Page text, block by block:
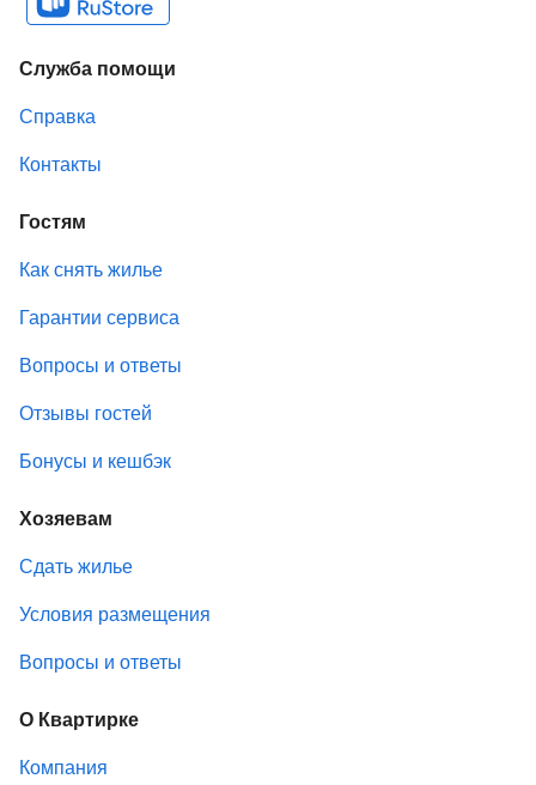
Служба помощи
Справка
Контакты
Гостям
Как снять жилье
Гарантии сервиса
Вопросы и ответы
Отзывы гостей
Бонусы и кешбэк
Хозяевам
Сдать жилье
Условия размещения
Вопросы и ответы
О Квартирке
Компания